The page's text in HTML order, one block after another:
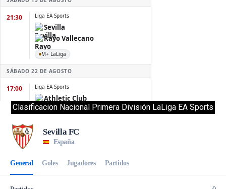
Clasificacion Nacional Primera División LaLiga EA Sports